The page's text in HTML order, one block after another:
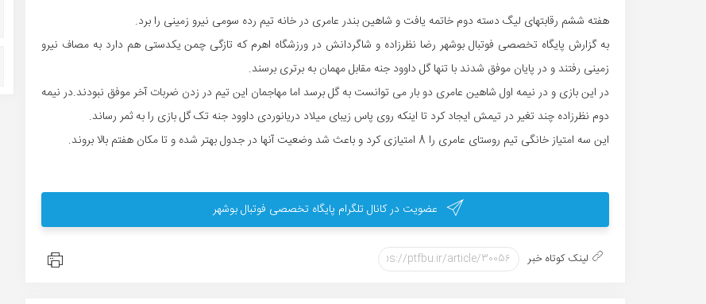
هفته ششم رقابتهای لیگ دسته دوم خاتمه یافت و شاهین بندر عامری در خانه تیم رده سومی نیرو زمینی را برد.
به گزارش پایگاه تخصصی فوتبال بوشهر رضا نظرزاده و شاگردانش در ورزشگاه اهرم که تازگی چمن یکدستی هم دارد به مصاف نیرو
زمینی رفتند و در پایان موفق شدند با تنها گل داوود جنه مقابل مهمان به برتری برسند.
در این بازی و در نیمه اول شاهین عامری دو بار می توانست به گل برسد اما مهاجمان این تیم در زدن ضربات آخر موفق نبودند.در نیمه
دوم نظرزاده چند تغیر در تیمش ایجاد کرد تا اینکه روی پاس زیبای میلاد دریانوردی داوود جنه تک گل بازی را به ثمر رساند.
این سه امتیاز خانگی تیم روستای عامری را 8 امتیازی کرد و باعث شد وضعیت آنها در جدول بهتر شده و تا مکان هفتم بالا بروند.
عضویت در کانال تلگرام پایگاه تخصصی فوتبال بوشهر
لینک کوتاه خبر